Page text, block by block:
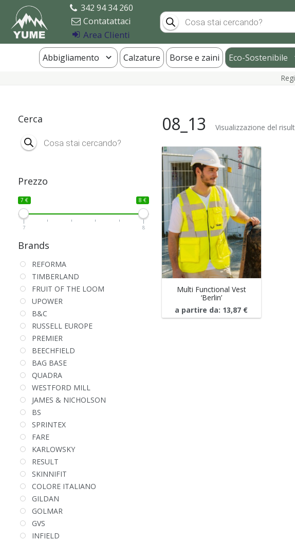
342 94 34 260
Contatattaci
Area Clienti
Products
search
Abbigliamento Calzature Borse e zaini Eco-Sostenibile
08_13 Visualizzazione del
Multi Functional Vest
‘Berlin’
a partire da: 13,87 €
Cerca
search
Prezzo
7 € 8 €
7 8
Brands
REFORMA
TIMBERLAND
FRUIT OF THE LOOM
UPOWER
B&C
RUSSELL EUROPE
PREMIER
BEECHFIELD
BAG BASE
QUADRA
WESTFORD MILL
JAMES & NICHOLSON
BS
SPRINTEX
FARE
KARLOWSKY
RESULT
SKINNIFIT
COLORE ITALIANO
GILDAN
GOLMAR
GVS
INFIELD